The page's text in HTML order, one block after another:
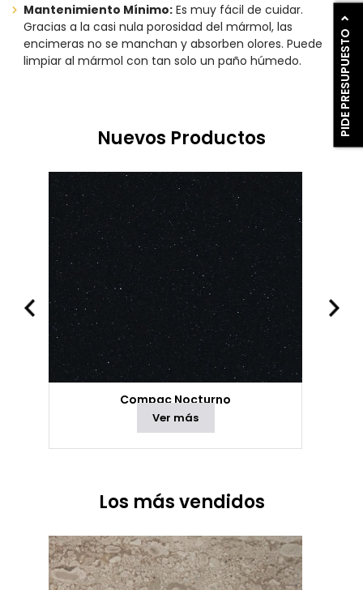
PIDE PRESUPUESTO
Mantenimiento Mínimo: Es muy fácil de cuidar.
Gracias a la casi nula porosidad del mármol, las
encimeras no se manchan y absorben olores. Puede
limpiar al mármol con tan solo un paño húmedo.
Nuevos Productos
Compac Nocturno
Ver más
Los más vendidos